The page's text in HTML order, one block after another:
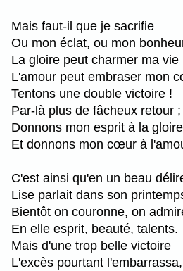
Mais faut-il que je sacrifie
Ou mon éclat, ou mon
La gloire peut charmer ma vie
L'amour peut embraser mon
Tentons une double victoire !
Par-là plus de fâcheux retour ;
Donnons mon esprit à la
Et donnons mon cœur à
C'est ainsi qu'en un beau
Lise parlait dans son
Bientôt on couronne, on
En elle esprit, beauté, talents.
Mais d'une trop belle victoire
L'excès pourtant l'embarrassa,